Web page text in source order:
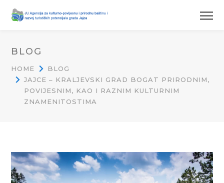
BLOG
HOME
BLOG
JAJCE – KRALJEVSKI GRAD BOGAT PRIRODNIM,
POVIJESNIM, KAO I RAZNIM KULTURNIM
ZNAMENITOSTIMA